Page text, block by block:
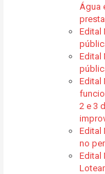
Água
Edital
Edital
Edital
2 e 3
Edital
no
Edital